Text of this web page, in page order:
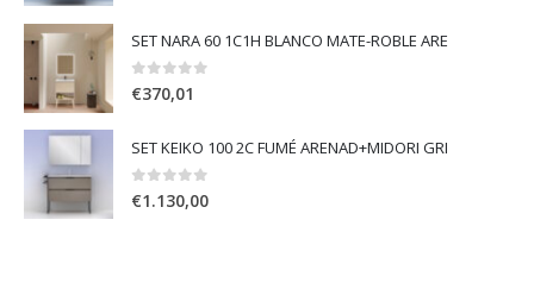
SET NARA 60 1C1H BLANCO MATE-ROBLE ARE
0out of 5
€370,01
SET KEIKO 100 2C FUMÉ ARENAD+MIDORI GRI
0 out of 5
€1.130,00